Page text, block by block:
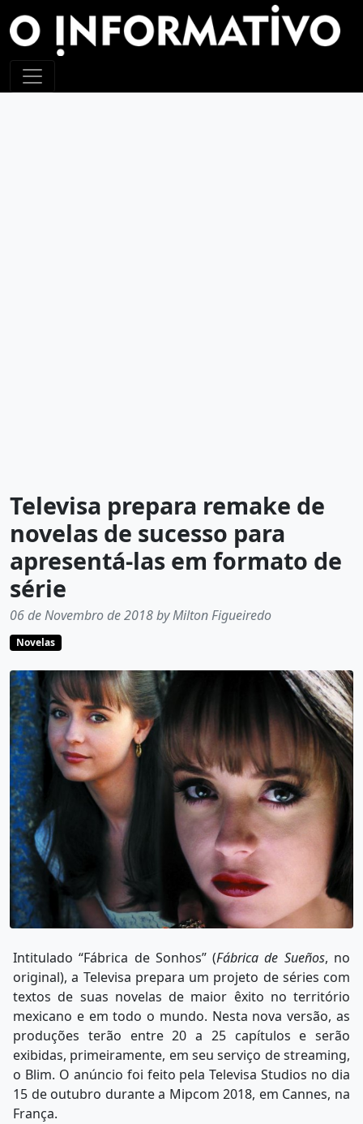
Televisa prepara remake de
novelas de sucesso para
apresentá-las em formato de
série
06 de Novembro de 2018 by Milton Figueiredo
Novelas
Intitulado “Fábrica de Sonhos” (Fábrica de Sueños, no
original), a Televisa prepara um projeto de séries com
textos de suas novelas de maior êxito no território
mexicano e em todo o mundo. Nesta nova versão, as
produções terão entre 20 a 25 capítulos e serão
exibidas, primeiramente, em seu serviço de streaming,
o Blim. O anúncio foi feito pela Televisa Studios no dia
15 de outubro durante a Mipcom 2018, em Cannes, na
França.